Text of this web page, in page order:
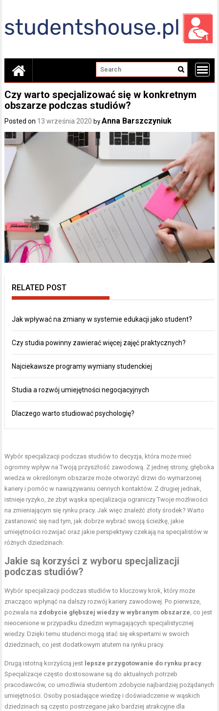
content
Czy warto specjalizować się w konkretnym
obszarze podczas studiów?
Posted on 13 września 2020 byAnna Barszczyniuk
RELATED POST
Jak wpływać na zmiany w systemie edukacji jako student?
Czy studia powinny zawierać więcej zajęć praktycznych?
Najciekawsze programy wymiany studenckiej
Studia a rozwój umiejętności negocjacyjnych
Dlaczego warto studiować psychologię?
Wybór specjalizacji podczas studiów to decyzja, która może mieć
ogromny wpływ na Twoją przyszłość zawodową. Z jednej strony, głęboka
wiedza w określonym obszarze może otworzyć drzwi do wymarzonej
kariery i pomóc w nawiązywaniu cennych kontaktów. Z drugiej jednak,
istnieje ryzyko, że zbyt wąska specjalizacja ograniczy Twoje możliwości
na zmieniającym się rynku pracy. Jak więc znaleźć złoty środek? Warto
zastanowić się nad tym, jak dobrze wybrać swoją ścieżkę, jakie
umiejętności rozwijać oraz jakie perspektywy czekają na specjalistów w
różnych dziedzinach.
Jakie są korzyści z wyboru specjalizacji
podczas studiów?
Wybór specjalizacji podczas studiów to kluczowy krok, który może
znacząco wpłynąć na dalszy rozwój kariery zawodowej. Po pierwsze,
pozwala na zdobycie głębszej wiedzy w wybranym obszarze, co jest
nieocenione w przypadku dziedzin wymagających specjalistycznej
wiedzy. Dzięki temu studenci mogą stać się ekspertami w swoich
dziedzinach, co jest dodatkowym atutem na rynku pracy.
Drugą istotną korzyścią jest lepsze przygotowanie do rynku pracy.
Specjalizacje często dostosowane są do aktualnych potrzeb
pracodawców, co umożliwia studentom zdobycie najbardziej pożądanych
umiejętności. Osoby posiadające wiedzę i doświadczenie w wąskich
dziedzinach są często postrzegane jako bardziej atrakcyjne dla